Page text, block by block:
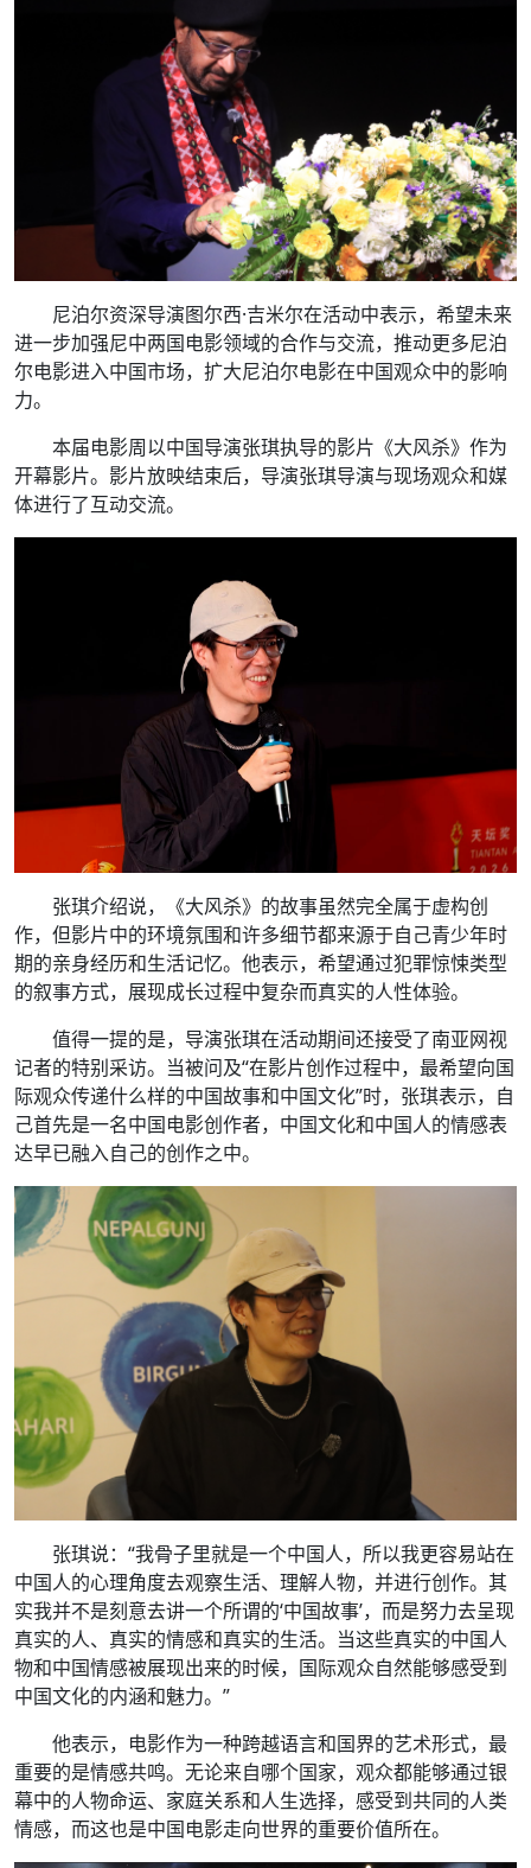
尼泊尔资深导演图尔西·吉米尔在活动中表示，希望未来
进一步加强尼中两国电影领域的合作与交流，推动更多尼泊
尔电影进入中国市场，扩大尼泊尔电影在中国观众中的影响
力。
本届电影周以中国导演张琪执导的影片《大风杀》作为
开幕影片。影片放映结束后，导演张琪导演与现场观众和媒
体进行了互动交流。
张琪介绍说，《大风杀》的故事虽然完全属于虚构创
作，但影片中的环境氛围和许多细节都来源于自己青少年时
期的亲身经历和生活记忆。他表示，希望通过犯罪惊悚类型
的叙事方式，展现成长过程中复杂而真实的人性体验。
值得一提的是，导演张琪在活动期间还接受了南亚网视
记者的特别采访。当被问及“在影片创作过程中，最希望向国
际观众传递什么样的中国故事和中国文化”时，张琪表示，自
己首先是一名中国电影创作者，中国文化和中国人的情感表
达早已融入自己的创作之中。
张琪说：“我骨子里就是一个中国人，所以我更容易站在
中国人的心理角度去观察生活、理解人物，并进行创作。其
实我并不是刻意去讲一个所谓的‘中国故事’，而是努力去呈现
真实的人、真实的情感和真实的生活。当这些真实的中国人
物和中国情感被展现出来的时候，国际观众自然能够感受到
中国文化的内涵和魅力。”
他表示，电影作为一种跨越语言和国界的艺术形式，最
重要的是情感共鸣。无论来自哪个国家，观众都能够通过银
幕中的人物命运、家庭关系和人生选择，感受到共同的人类
情感，而这也是中国电影走向世界的重要价值所在。